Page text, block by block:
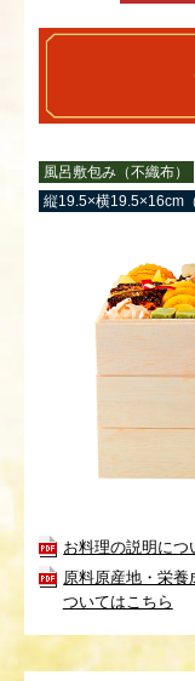
風呂敷包み（不織布）
縦19.5×横19.5×16cm
お料理の説明に
原料原産地・栄
ついてはこちら